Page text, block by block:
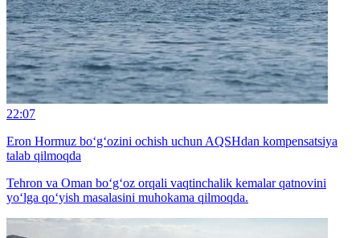
22:07
Eron Hormuz bo‘g‘ozini ochish uchun AQSHdan kompensatsiya
talab qilmoqda
Tehron va Oman bo‘g‘oz orqali vaqtinchalik kemalar qatnovini
yo‘lga qo‘yish masalasini muhokama qilmoqda.